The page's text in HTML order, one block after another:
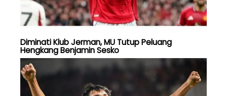
Diminati Klub Jerman, MU Tutup Peluang
Hengkang Benjamin Sesko